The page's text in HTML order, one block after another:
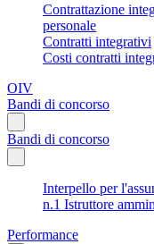
Contrattazione
personale
Contratti integrativi
Costi contratti
OIV
Bandi di concorso
Bandi di concorso
Interpello per
n.1 Istruttore
Performance